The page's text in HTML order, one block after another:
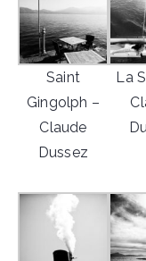
Saint
Gingolph –
Claude
Dussez
La